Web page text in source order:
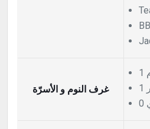
غرف النوم و الأسرّة